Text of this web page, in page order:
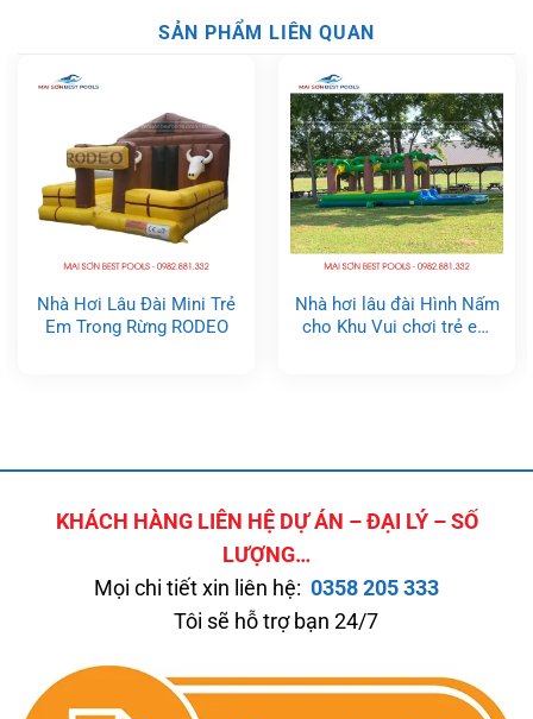
SẢN PHẨM LIÊN QUAN
Nhà Hơi Lâu Đài Mini Trẻ
Em Trong Rừng RODEO
Nhà hơi lâu đài Hình Nấm
cho Khu Vui chơi trẻ em
KHÁCH HÀNG LIÊN HỆ DỰ ÁN – ĐẠI LÝ – SỐ
LƯỢNG…
Mọi chi tiết xin liên hệ: 0358 205 333
Tôi sẽ hỗ trợ bạn 24/7